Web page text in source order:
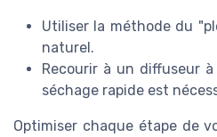
Utiliser la méthode du
naturel.
Recourir à un diffuseur
séchage rapide est
Optimiser chaque étape de